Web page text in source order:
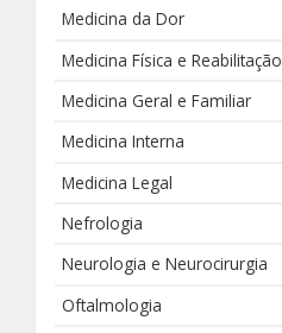
Medicina da Dor
Medicina Física e Reabilitação
Medicina Geral e Familiar
Medicina Interna
Medicina Legal
Nefrologia
Neurologia e Neurocirurgia
Oftalmologia